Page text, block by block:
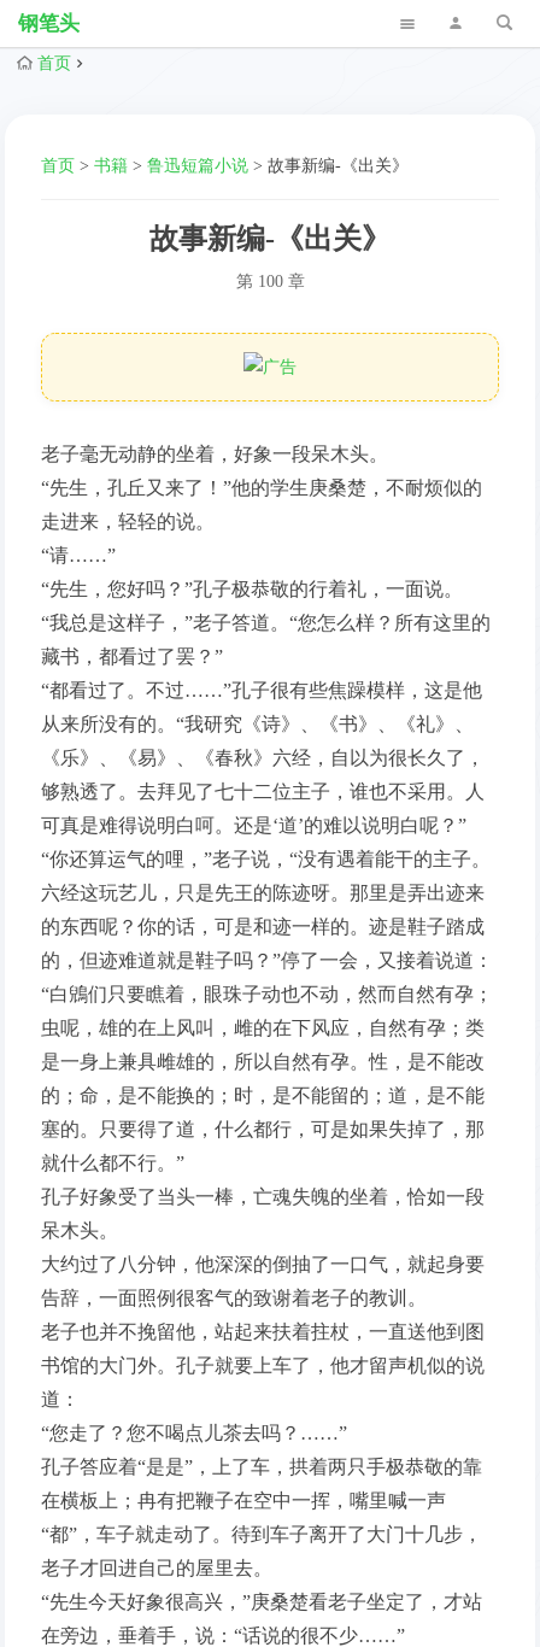
钢笔头
首页
首页 >书籍 >鲁迅短篇小说 >故事新编-《出关》
故事新编-《出关》
第 100 章
老子毫无动静的坐着，好象一段呆木头。
“先生，孔丘又来了！”他的学生庚桑楚，不耐烦似的
走进来，轻轻的说。
“请……”
“先生，您好吗？”孔子极恭敬的行着礼，一面说。
“我总是这样子，”老子答道。“您怎么样？所有这里的
藏书，都看过了罢？”
“都看过了。不过……”孔子很有些焦躁模样，这是他
从来所没有的。“我研究《诗》、《书》、《礼》、
《乐》、《易》、《春秋》六经，自以为很长久了，
够熟透了。去拜见了七十二位主子，谁也不采用。人
可真是难得说明白呵。还是‘道’的难以说明白呢？”
“你还算运气的哩，”老子说，“没有遇着能干的主子。
六经这玩艺儿，只是先王的陈迹呀。那里是弄出迹来
的东西呢？你的话，可是和迹一样的。迹是鞋子踏成
的，但迹难道就是鞋子吗？”停了一会，又接着说道：
“白鶂们只要瞧着，眼珠子动也不动，然而自然有孕；
虫呢，雄的在上风叫，雌的在下风应，自然有孕；类
是一身上兼具雌雄的，所以自然有孕。性，是不能改
的；命，是不能换的；时，是不能留的；道，是不能
塞的。只要得了道，什么都行，可是如果失掉了，那
就什么都不行。”
孔子好象受了当头一棒，亡魂失魄的坐着，恰如一段
呆木头。
大约过了八分钟，他深深的倒抽了一口气，就起身要
告辞，一面照例很客气的致谢着老子的教训。
老子也并不挽留他，站起来扶着拄杖，一直送他到图
书馆的大门外。孔子就要上车了，他才留声机似的说
道：
“您走了？您不喝点儿茶去吗？……”
孔子答应着“是是”，上了车，拱着两只手极恭敬的靠
在横板上；冉有把鞭子在空中一挥，嘴里喊一声
“都”，车子就走动了。待到车子离开了大门十几步，
老子才回进自己的屋里去。
“先生今天好象很高兴，”庚桑楚看老子坐定了，才站
在旁边，垂着手，说：“话说的很不少……”